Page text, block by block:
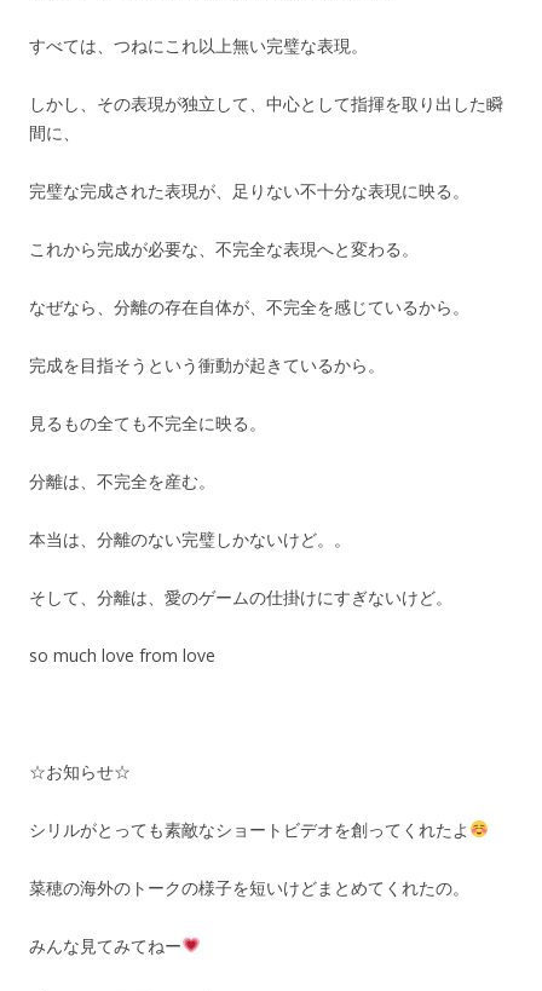
すべては、つねにこれ以上無い完璧な表現。
しかし、その表現が独立して、中心として指揮を取り出した瞬
間に、
完璧な完成された表現が、足りない不十分な表現に映る。
これから完成が必要な、不完全な表現へと変わる。
なぜなら、分離の存在自体が、不完全を感じているから。
完成を目指そうという衝動が起きているから。
見るもの全ても不完全に映る。
分離は、不完全を産む。
本当は、分離のない完璧しかないけど。。
そして、分離は、愛のゲームの仕掛けにすぎないけど。
so much love from love
☆お知らせ☆
シリルがとっても素敵なショートビデオを創ってくれたよ
菜穂の海外のトークの様子を短いけどまとめてくれたの。
みんな見てみてねー